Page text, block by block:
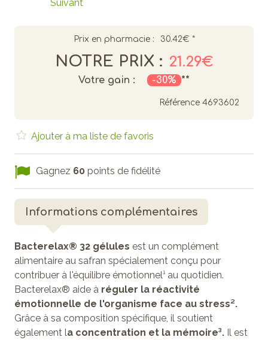
Suivant
Prix en pharmacie : 30.42€ *
NOTRE PRIX : 21.29€
Votre gain : -30% **
Référence 4693602
Ajouter à ma liste de favoris
Gagnez 60 points de fidélité
Informations complémentaires
Bacterelax® 32 gélules est un complément
alimentaire au safran spécialement conçu pour
contribuer à l'équilibre émotionnel¹ au quotidien.
Bacterelax® aide à réguler la réactivité
émotionnelle de l'organisme face au stress².
Grâce à sa composition spécifique, il soutient
également la concentration et la mémoire³. Il est